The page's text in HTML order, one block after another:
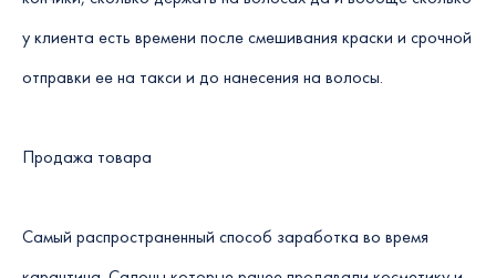
у клиента есть времени после смешивания краски и срочной
отправки ее на такси и до нанесения на волосы.
Продажа товара
Самый распространенный способ заработка во время